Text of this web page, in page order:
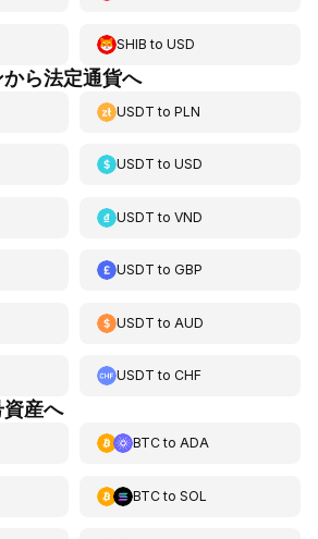
SHIB toUSD
ら法定通貨へ
USDT toPLN
USDT toUSD
USDT toVND
USDT toGBP
USDT to AUD
USDT toCHF
資産へ
BTCto ADA
BTCto SOL